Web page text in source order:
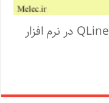
نحوه استفاده از LineEdit یا QLineEdit در نرم افزار